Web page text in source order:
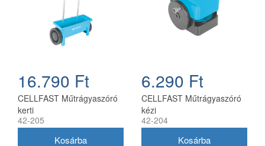
16.790 Ft
CELLFAST Műtrágyaszóró
kerti
42-205
6.290 Ft
CELLFAST Műtrágyaszóró
kézi
42-204